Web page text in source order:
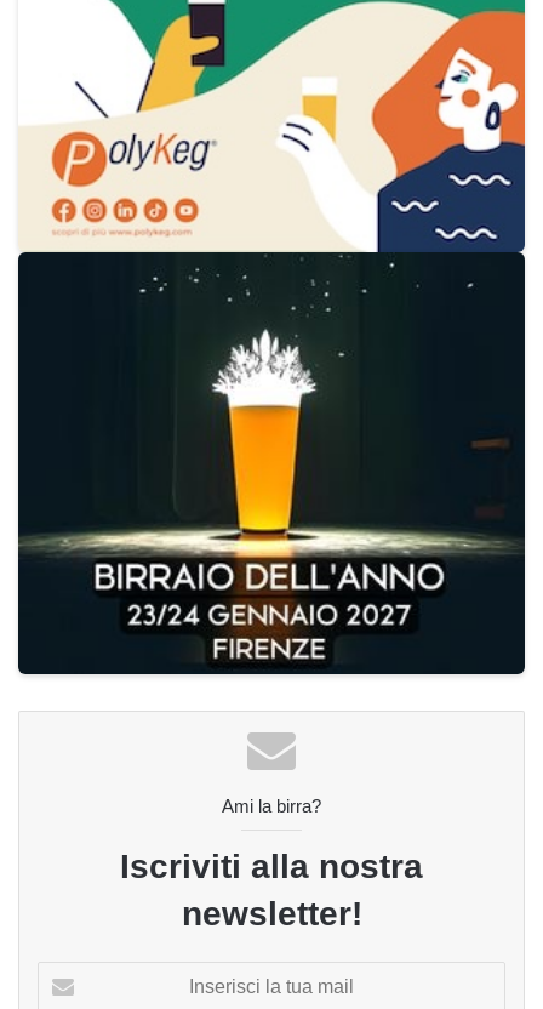
Ami la birra?
Iscriviti alla nostra
newsletter!